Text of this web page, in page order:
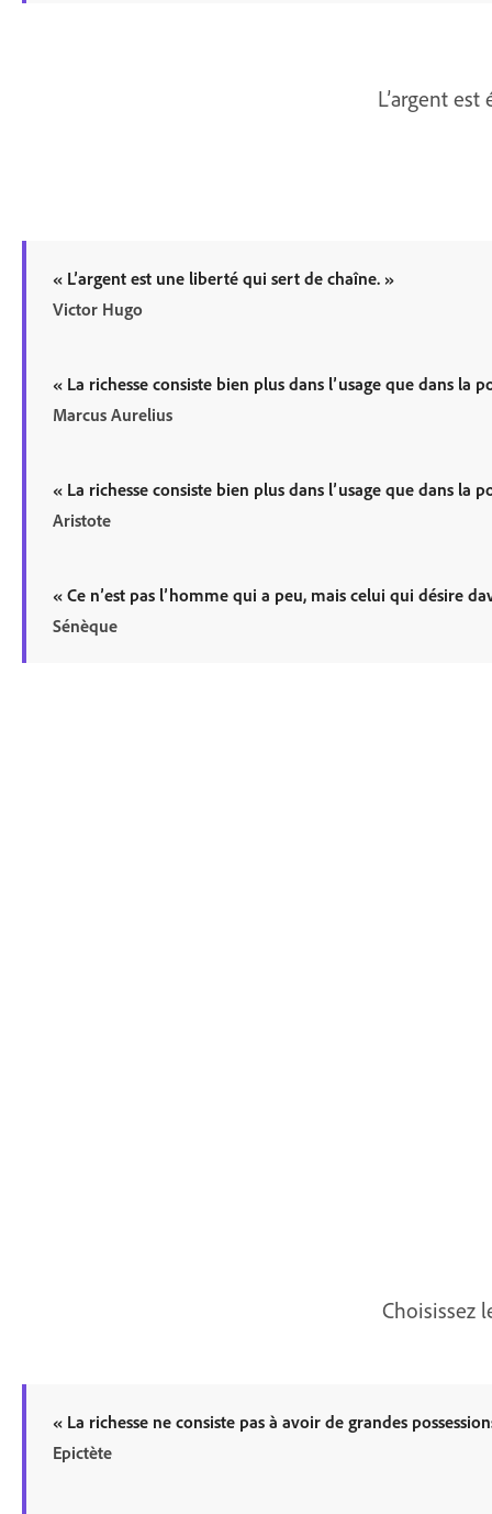
L’argent
« L’argent est une liberté qui sert de chaîne. »
Victor Hugo
« La richesse consiste bien plus dans l’usage que dans la
Marcus Aurelius
« La richesse consiste bien plus dans l’usage que dans la
Aristote
« Ce n’est pas l’homme qui a peu, mais celui qui désire
Sénèque
Choisissez
« La richesse ne consiste pas à avoir de grandes
Epictète